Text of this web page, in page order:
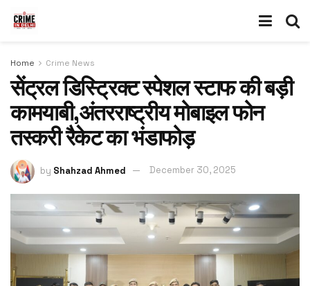
Home Crime News
सेंट्रल डिस्ट्रिक्ट स्पेशल स्टाफ की बड़ी
कामयाबी,अंतरराष्ट्रीय मोबाइल फोन
तस्करी रैकेट का भंडाफोड़
by Shahzad Ahmed December 30, 2025